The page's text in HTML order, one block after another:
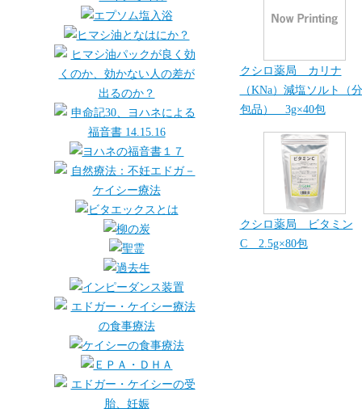
クシロ薬局 カリナ
（KNa）減塩ソルト（分
包品） 3g×40包
クシロ薬局 ビタミン
C 2.5g×80包